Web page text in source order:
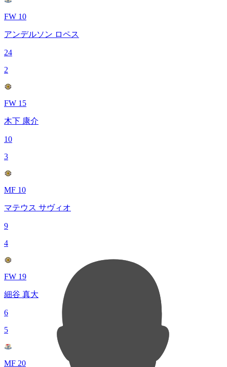
FW 10
アンデルソン ロペス
24
2
FW 15
木下 康介
10
3
MF 10
マテウス サヴィオ
9
4
FW 19
細谷 真大
6
5
MF 20